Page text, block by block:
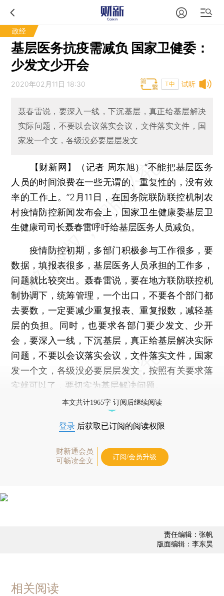
政经
基层医务抗疫需减负 国家卫健委：
少发文少开会
试听
2020年02月11日 18:30 T中
聂春雷说，要深入一线，下沉基层，真正给基层解决
实际问题，不要以会议落实会议，文件落实文件，国
家发一个文，各级没必要层层发文
【财新网】（记者 周东旭）“不能把基层医务
人员的时间浪费在一些无谓的、重复性的，没有效
率的工作上。”2月11日，在国务院联防联控机制农
村疫情防控新闻发布会上，国家卫生健康委基层卫
生健康司司长聂春雷呼吁给基层医务人员减负。
疫情防控初期，多部门积极参与工作很多，要
数据，填报表很多，基层医务人员承担的工作多，
问题就比较突出。聂春雷说，要在地方联防联控机
制协调下，统筹管理，一个出口，不要各个部门都
去要数，一定要减少重复报表、重复报数，减轻基
层的负担。同时，也要求各部门要少发文、少开
会，要深入一线，下沉基层，真正给基层解决实际
问题，不要以会议落实会议，文件落实文件，国家
发一个文，各级没必要层层发文，按照有关要求落
实就可以了，要切实为基层解决问题。
本文共计1965字 订阅后继续阅读
登录 后获取已订阅的阅读权限
财新通会员
可畅读全文
订阅/会员升级
责任编辑：张帆
版面编辑：李东昊
相关阅读